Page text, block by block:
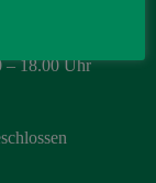
– 18.00 Uhr